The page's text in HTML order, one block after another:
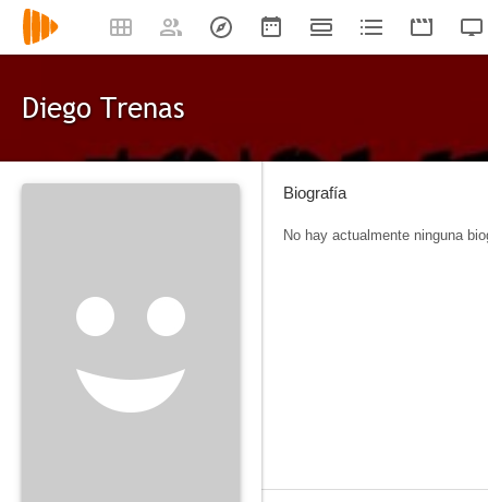
Diego Trenas
Biografía
No hay actualmente ninguna